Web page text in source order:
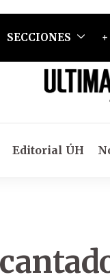
SECCIONES
Editorial ÚH